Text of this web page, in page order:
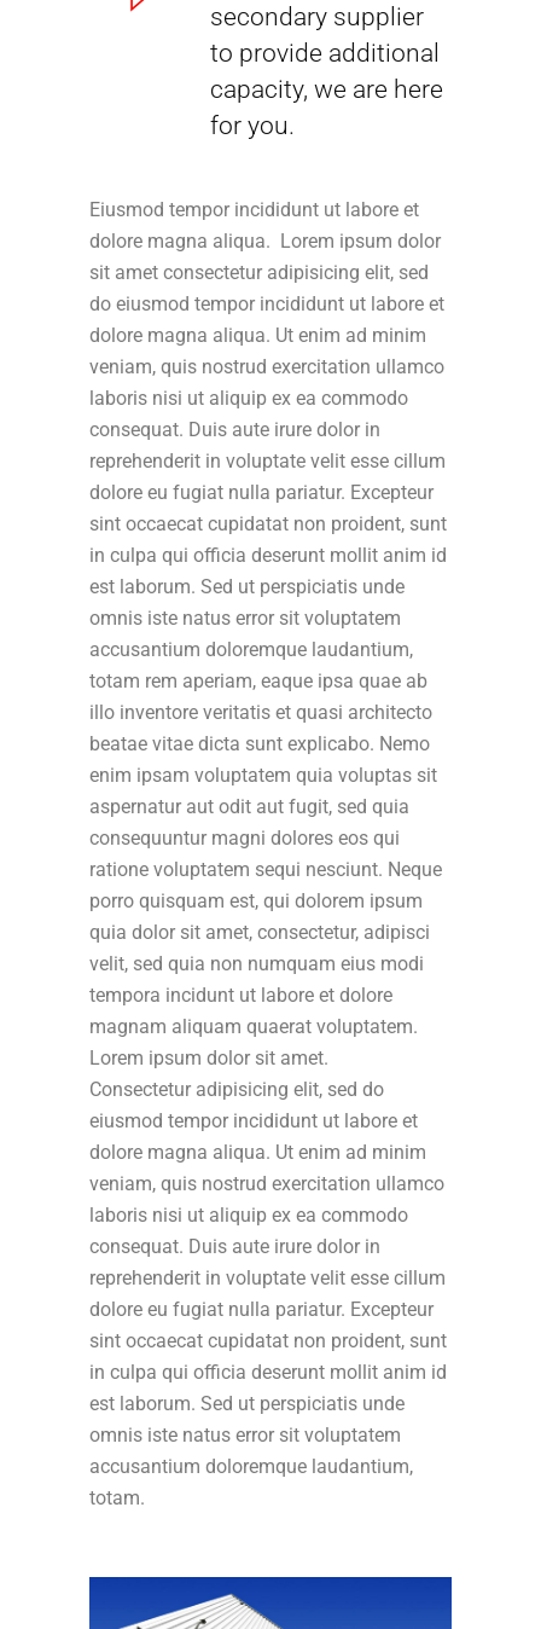
secondary supplier
to provide additional
capacity, we are here
for you.
Eiusmod tempor incididunt ut labore et
dolore magna aliqua. Lorem ipsum dolor
sit amet consectetur adipisicing elit, sed
do eiusmod tempor incididunt ut labore et
dolore magna aliqua. Ut enim ad minim
veniam, quis nostrud exercitation ullamco
laboris nisi ut aliquip ex ea commodo
consequat. Duis aute irure dolor in
reprehenderit in voluptate velit esse cillum
dolore eu fugiat nulla pariatur. Excepteur
sint occaecat cupidatat non proident, sunt
in culpa qui officia deserunt mollit anim id
est laborum. Sed ut perspiciatis unde
omnis iste natus error sit voluptatem
accusantium doloremque laudantium,
totam rem aperiam, eaque ipsa quae ab
illo inventore veritatis et quasi architecto
beatae vitae dicta sunt explicabo. Nemo
enim ipsam voluptatem quia voluptas sit
aspernatur aut odit aut fugit, sed quia
consequuntur magni dolores eos qui
ratione voluptatem sequi nesciunt. Neque
porro quisquam est, qui dolorem ipsum
quia dolor sit amet, consectetur, adipisci
velit, sed quia non numquam eius modi
tempora incidunt ut labore et dolore
magnam aliquam quaerat voluptatem.
Lorem ipsum dolor sit amet.
Consectetur adipisicing elit, sed do
eiusmod tempor incididunt ut labore et
dolore magna aliqua. Ut enim ad minim
veniam, quis nostrud exercitation ullamco
laboris nisi ut aliquip ex ea commodo
consequat. Duis aute irure dolor in
reprehenderit in voluptate velit esse cillum
dolore eu fugiat nulla pariatur. Excepteur
sint occaecat cupidatat non proident, sunt
in culpa qui officia deserunt mollit anim id
est laborum. Sed ut perspiciatis unde
omnis iste natus error sit voluptatem
accusantium doloremque laudantium,
totam.